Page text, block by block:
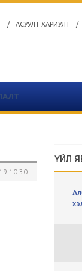
/ АСУУЛТ ХАРИУЛТ /
10-30
ҮЙЛ